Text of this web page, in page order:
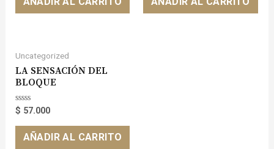
Uncategorized
LA SENSACIÓN DEL
BLOQUE
Valorado
en
0
$ 57.000
AÑADIR AL CARRITO